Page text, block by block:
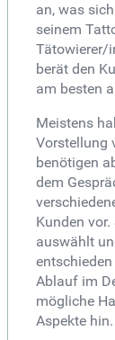
an, was
seinem
Tätowierer/
berät den
am besten
Meistens
Vorstellung
benötigen
dem
Kunden
auswählt
Ablauf im
mögliche
Aspekte hin.